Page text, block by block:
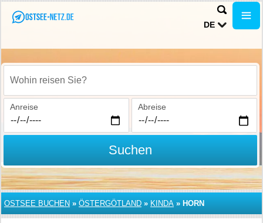
DE
Wohin reisen Sie?
Anreise Abreise
Suchen
OSTSEE BUCHEN » ÖSTERGÖTLAND » KINDA » HORN